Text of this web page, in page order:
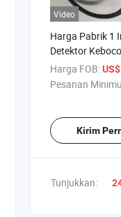
Video
Harga Pabrik 1
Detektor
DN25 Katup
Kontrol Katup
Harga FOB:
Pesanan
Kirim
Tunjukkan: